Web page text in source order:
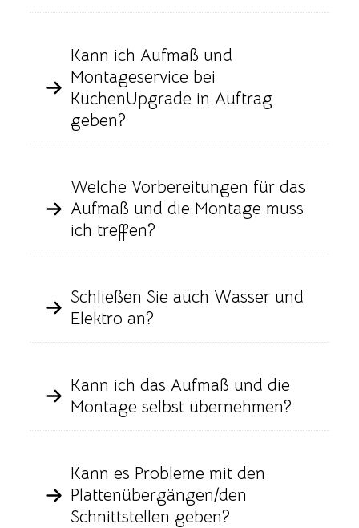
Kann ich Aufmaß und
Montageservice bei
KüchenUpgrade in Auftrag
geben?
Welche Vorbereitungen für das
Aufmaß und die Montage muss
ich treffen?
Schließen Sie auch Wasser und
Elektro an?
Kann ich das Aufmaß und die
Montage selbst übernehmen?
Kann es Probleme mit den
Plattenübergängen/den
Schnittstellen geben?